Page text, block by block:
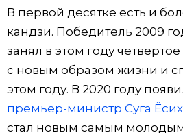
В первой десятке есть и
кандзи. Победитель 2009
занял в этом году
с новым образом жизни и
этом году. В 2020 году
премьер-министр Суга
стал новым самым